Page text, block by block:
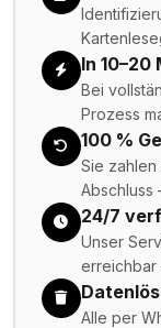
In
Bei
Prozess
100 %
Sie
Abschluss
24/7
Unser
erreichbar
Alle per